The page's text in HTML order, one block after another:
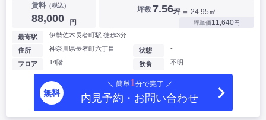
賃料 （税込）
88,000 円
坪数7.56坪 ＝ 24.95㎡
坪単価11,640円
最寄駅 伊勢佐木長者町駅 徒歩3分
住所 神奈川県長者町六丁目
フロア 14階
状態 -
飲食 不明
無料
＼ 簡単1分で完了 ／
内見予約・お問い合わせ